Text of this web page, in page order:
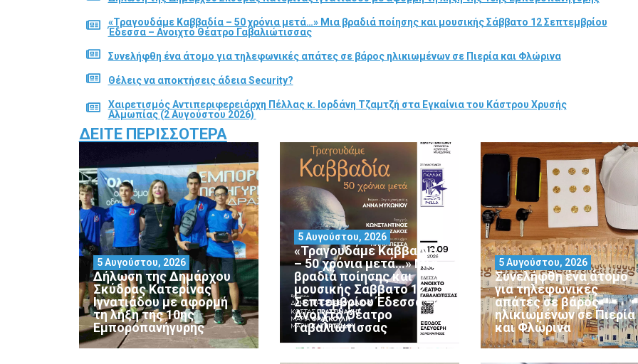
«Τραγουδάμε Καββαδία – 50 χρόνια μετά…» Μια βραδιά ποίησης και μουσικής Σάββατο 12 Σεπτεμβρίου
Έδεσσα – Ανοιχτό Θέατρο Γαβαλιώτισσας
Συνελήφθη ένα άτομο για τηλεφωνικές απάτες σε βάρος ηλικιωμένων σε Πιερία και Φλώρινα
Θέλεις να αποκτήσεις άδεια Security?
Χαιρετισμός Αντιπεριφερειάρχη Πέλλας κ. Ιορδάνη Τζαμτζή στα Εγκαίνια του Κάστρου Χρυσής
Αλμωπίας (2 Αυγούστου 2026)
ΔΕΊΤΕ ΠΕΡΙΣΣΌΤΕΡΑ
Δήλωση της Δημάρχου
Σκύδρας Κατερίνας
Ιγνατιάδου με αφορμή
τη λήξη της 10ης
Εμποροπανήγυρης
5 Αυγούστου, 2026
«Τραγουδάμε Καββαδία
– 50 χρόνια μετά…» Μια
βραδιά ποίησης και
μουσικής Σάββατο 12
Σεπτεμβρίου Έδεσσα –
Ανοιχτό Θέατρο
Γαβαλιώτισσας
5 Αυγούστου, 2026
Συνελήφθη ένα άτομο
για τηλεφωνικές
απάτες σε βάρος
ηλικιωμένων σε Πιερία
και Φλώρινα
5 Αυγούστου, 2026